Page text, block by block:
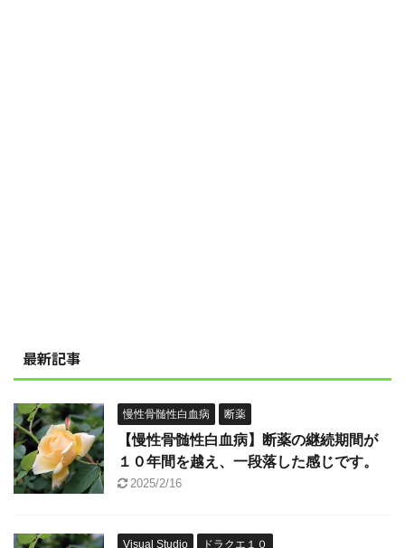
最新記事
慢性骨髄性白血病 断薬
【慢性骨髄性白血病】断薬の継続期間が
１０年間を越え、一段落した感じです。
2025/2/16
Visual Studio ドラクエ１０